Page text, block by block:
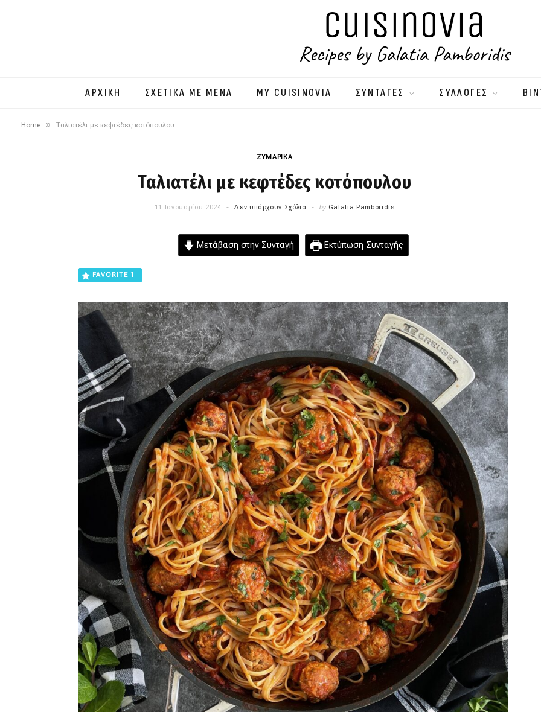
ΑΡΧΙΚΗ ΣΧΕΤΙΚΑ ΜΕ ΜΕΝΑ MY CUISINOVIA ΣΥΝΤΑΓΕΣ ΣΥΛΛΟΓΕΣ
Home » Ταλιατέλι με κεφτέδες κοτόπουλου
ΖΥΜΑΡΙΚΑ
Ταλιατέλι με κεφτέδες κοτόπουλου
11 Ιανουαρίου 2024 Δεν υπάρχουν Σχόλια by Galatia Pamboridis
Μετάβαση στην Συνταγή Εκτύπωση Συνταγής
FAVORITE 1